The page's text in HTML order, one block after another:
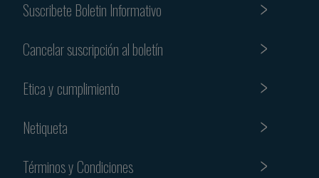
Suscribete Boletin Informativo
Cancelar suscripción al boletín
Etica y cumplimiento
Netiqueta
Términos y Condiciones